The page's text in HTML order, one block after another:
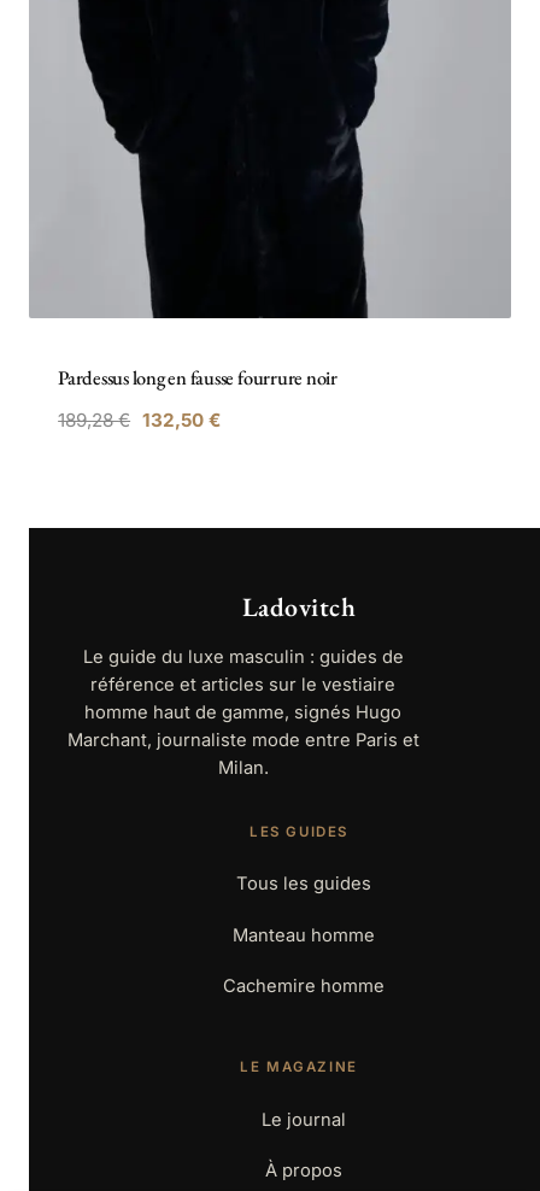
Pardessus long en fausse fourrure noir
189,28€ 132,50€
Ladovitch
Le guide du luxe masculin : guides de
référence et articles sur le vestiaire
homme haut de gamme, signés Hugo
Marchant, journaliste mode entre Paris et
Milan.
LES GUIDES
Tous les guides
Manteau homme
Cachemire homme
LE MAGAZINE
Le journal
À propos